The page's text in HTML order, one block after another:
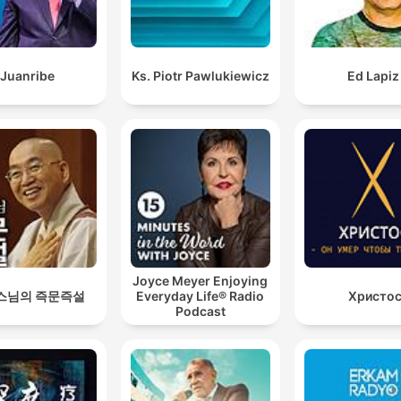
Juanribe Ks. Piotr Pawlukiewicz Ed Lapiz
님의 즉문즉설
Joyce Meyer Enjoying
Everyday Life® Radio
Podcast
Христос